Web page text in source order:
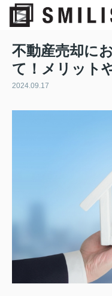
不動産売却に
て！メリット
2024.09.17